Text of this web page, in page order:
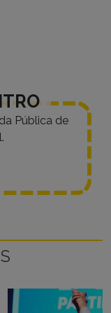
Pública de